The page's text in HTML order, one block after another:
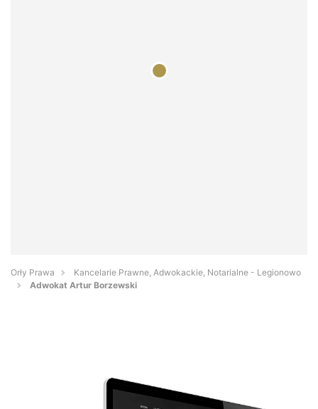
Orły Prawa
Kancelarie Prawne, Adwokackie, Notarialne - Legionowo
Adwokat Artur Borzewski